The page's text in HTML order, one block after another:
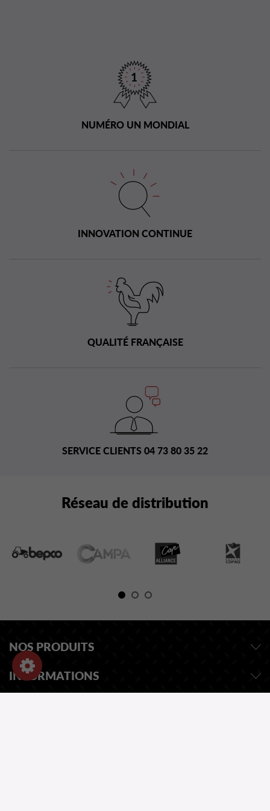
NUMÉRO UN MONDIAL
INNOVATION CONTINUE
QUALITÉ FRANÇAISE
SERVICE CLIENTS 04 73 80 35 22
Réseau de distribution
NOS PRODUITS
INFORMATIONS